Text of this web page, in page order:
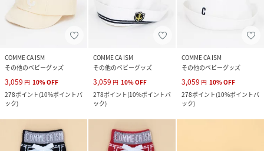
COMME CA ISM
その他のベビーグッズ
3,059 円 10%OFF
278ポイント(10%ポイントバ
ック)
COMME CA ISM
その他のベビーグッズ
3,059 円 10%OFF
278ポイント(10%ポイントバ
ック)
COMME CA ISM
その他のベビーグッズ
3,059 円 10%OFF
278ポイント(10%ポイントバ
ック)